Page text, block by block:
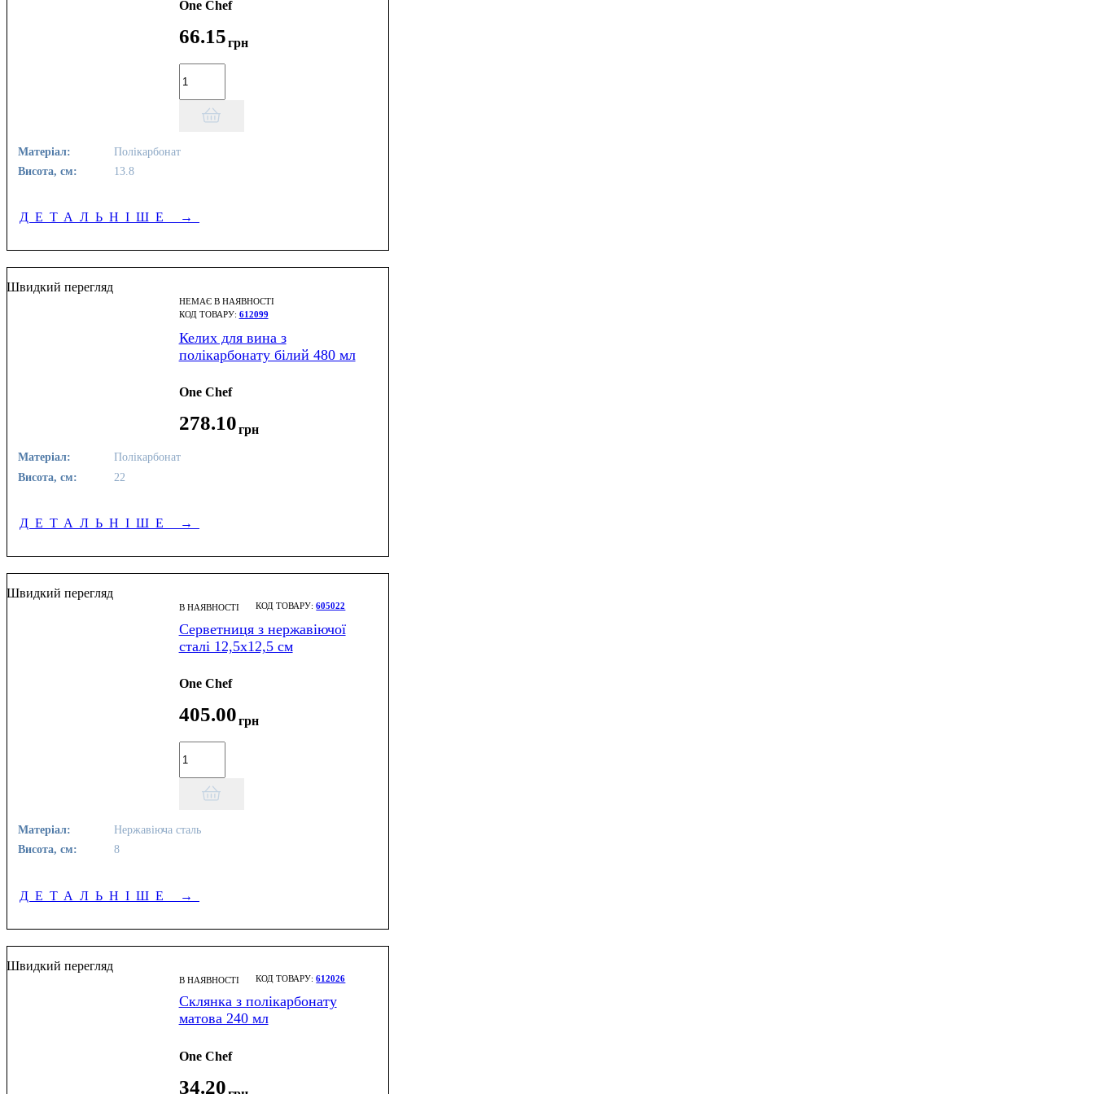
One Chef
66.15грн
Матеріал:
Полікарбонат
Висота, см:
13.8
ДЕТАЛЬНІШЕ →
Швидкий перегляд
НЕМАЄ В НАЯВНОСТІ
612099
Келих для вина з
полікарбонату білий 480 мл
One Chef
278.10грн
Матеріал:
Полікарбонат
Висота, см:
22
ДЕТАЛЬНІШЕ →
Швидкий перегляд
В НАЯВНОСТІ 605022
Серветниця з нержавіючої
сталі 12,5х12,5 см
One Chef
405.00грн
Матеріал:
Нержавіюча сталь
Висота, см:
8
ДЕТАЛЬНІШЕ →
Швидкий перегляд
В НАЯВНОСТІ 612026
Склянка з полікарбонату
матова 240 мл
One Chef
34.20